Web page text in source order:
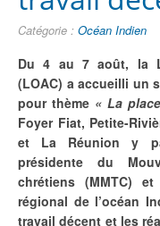
Catégorie : Océan Indien
Du 4 au 7 août, la
(LOAC) a accueilli un
pour thème « La
Foyer Fiat, Petite-
et La Réunion y
présidente du
chrétiens (MMTC)
régional de l’océan
travail décent et les